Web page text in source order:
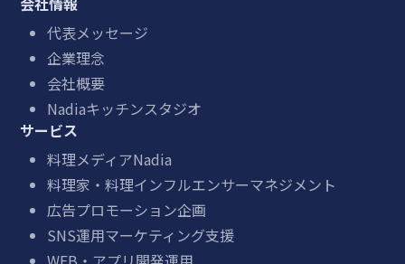
代表メッセージ
企業理念
会社概要
Nadiaキッチンスタジオ
サービス
料理メディアNadia
料理家・料理インフルエンサーマネジメント
広告プロモーション企画
SNS運用マーケティング支援